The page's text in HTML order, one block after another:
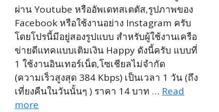
ผ่าน Youtube หรืออัพเดทสเตตัส,รูปภาพของ
Facebook หรือใช้งานอย่าง Instagram ครับ
โดยโปรนี้มีอยู่สองรูปแบบ สำหรับผู้ใช้งานเครือ
ข่ายดีแทคแบบเติมเงิน Happy ดังนี้ครับ แบบที่
1 ใช้งานอินเทอร์เน็ต,โซเชียลไม่จำกัด
(ความเร็วสูงสุด 384 Kbps) เป็นเวลา 1 วัน (ถึง
เที่ยงคืนในวันนั้นๆ ) ราคา 14 บาท … Read
more